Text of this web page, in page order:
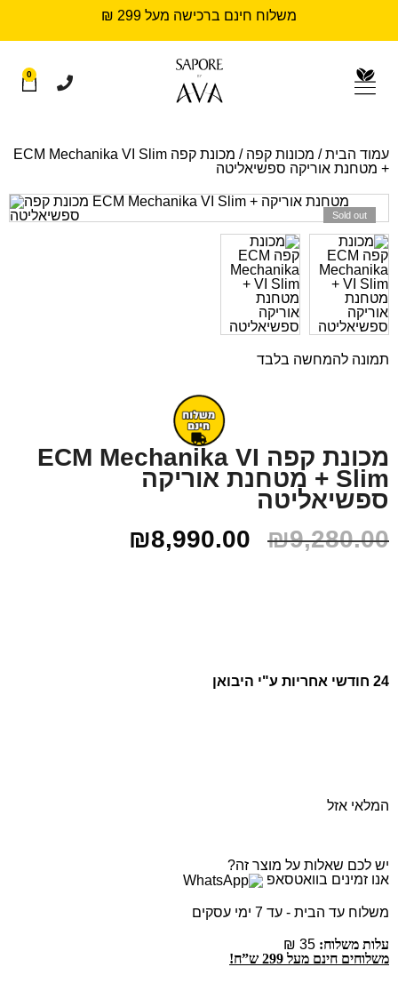
משלוח חינם ברכישה מעל 299 ₪
0
עמוד הבית/ מכונות קפה
/ מכונת קפה ECM Mechanika VI Slim
+ מטחנת אוריקה ספשיאליטה
Sold out
תמונה להמחשה בלבד
מכונת קפה ECM Mechanika VI
Slim + מטחנת אוריקה
ספשיאליטה
₪9,280.00
₪8,990.00
24 חודשי אחריות ע"י היבואן
המלאי אזל
יש לכם שאלות על מוצר זה?
אנו זמינים בוואטסאפ
משלוח עד הבית - עד 7 ימי עסקים
עלות משלוח:
משלוחים חינם מעל 299 ש”ח!